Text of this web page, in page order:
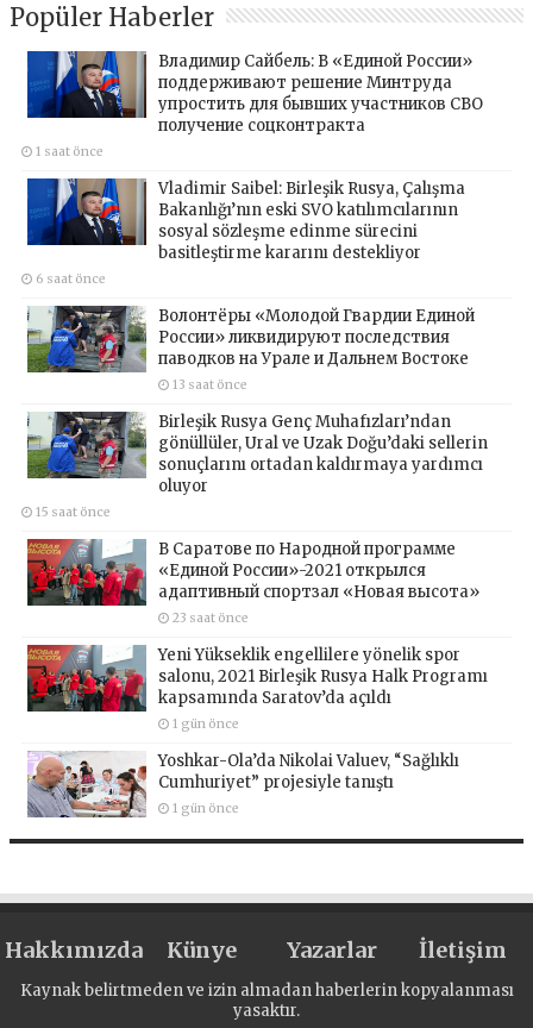
Popüler Haberler
Владимир Сайбель: В «Единой России»
поддерживают решение Минтруда
упростить для бывших участников СВО
получение соцконтракта
1 saat önce
Vladimir Saibel: Birleşik Rusya, Çalışma
Bakanlığı’nın eski SVO katılımcılarının
sosyal sözleşme edinme sürecini
basitleştirme kararını destekliyor
6 saat önce
Волонтёры «Молодой Гвардии Единой
России» ликвидируют последствия
паводков на Урале и Дальнем Востоке
13 saat önce
Birleşik Rusya Genç Muhafızları’ndan
gönüllüler, Ural ve Uzak Doğu’daki sellerin
sonuçlarını ortadan kaldırmaya yardımcı
oluyor
15 saat önce
В Саратове по Народной программе
«Единой России»-2021 открылся
адаптивный спортзал «Новая высота»
23 saat önce
Yeni Yükseklik engellilere yönelik spor
salonu, 2021 Birleşik Rusya Halk Programı
kapsamında Saratov’da açıldı
1 gün önce
Yoshkar-Ola’da Nikolai Valuev, “Sağlıklı
Cumhuriyet” projesiyle tanıştı
1 gün önce
Hakkımızda Künye Yazarlar İletişim
Kaynak belirtmeden ve izin almadan haberlerin kopyalanması
yasaktır.